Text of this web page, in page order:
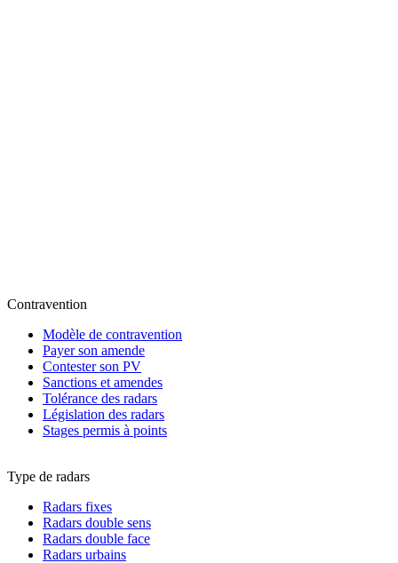
Contravention
Modèle de contravention
Payer son amende
Contester son PV
Sanctions et amendes
Tolérance des radars
Législation des radars
Stages permis à points
Type de radars
Radars fixes
Radars double sens
Radars double face
Radars urbains